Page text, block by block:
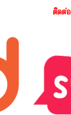
ติดต่